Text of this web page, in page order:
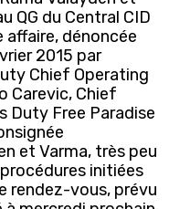
QG du Central CID
dénoncée
2015 par
Chief Operating
Carevic, Chief
Duty Free Paradise
et Varma, très peu
initiées
rendez-vous, prévu